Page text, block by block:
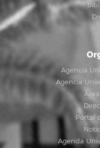
Agencia
Agencia
Portal
Agenda